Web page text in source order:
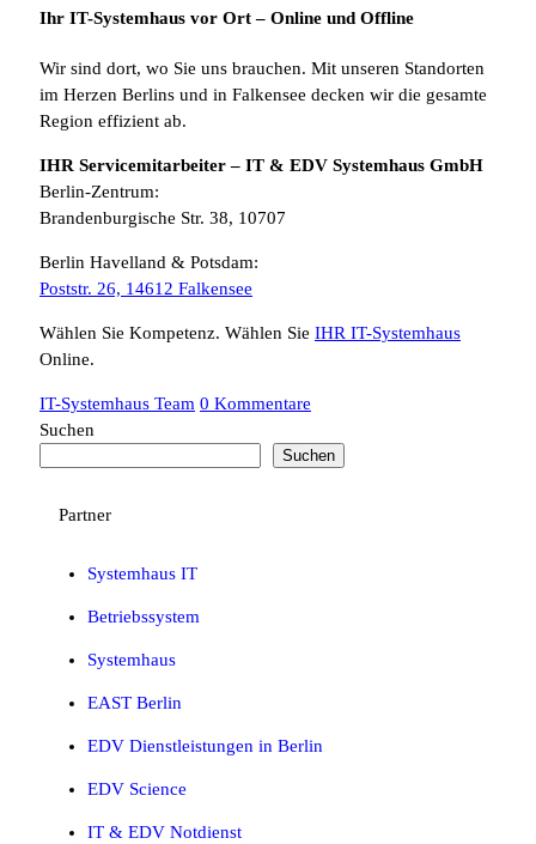
Ihr IT-Systemhaus vor Ort – Online und Offline
Wir sind dort, wo Sie uns brauchen. Mit unseren Standorten
im Herzen Berlins und in Falkensee decken wir die gesamte
Region effizient ab.
IHR Servicemitarbeiter – IT & EDV Systemhaus GmbH
Berlin-Zentrum:
Brandenburgische Str. 38, 10707
Berlin Havelland & Potsdam:
Poststr. 26, 14612 Falkensee
Wählen Sie Kompetenz. Wählen Sie IHR IT-Systemhaus
Online.
IT-Systemhaus Team 0 Kommentare
Suchen
Suchen
Partner
Systemhaus IT
Betriebssystem
Systemhaus
EAST Berlin
EDV Dienstleistungen in Berlin
EDV Science
IT & EDV Notdienst